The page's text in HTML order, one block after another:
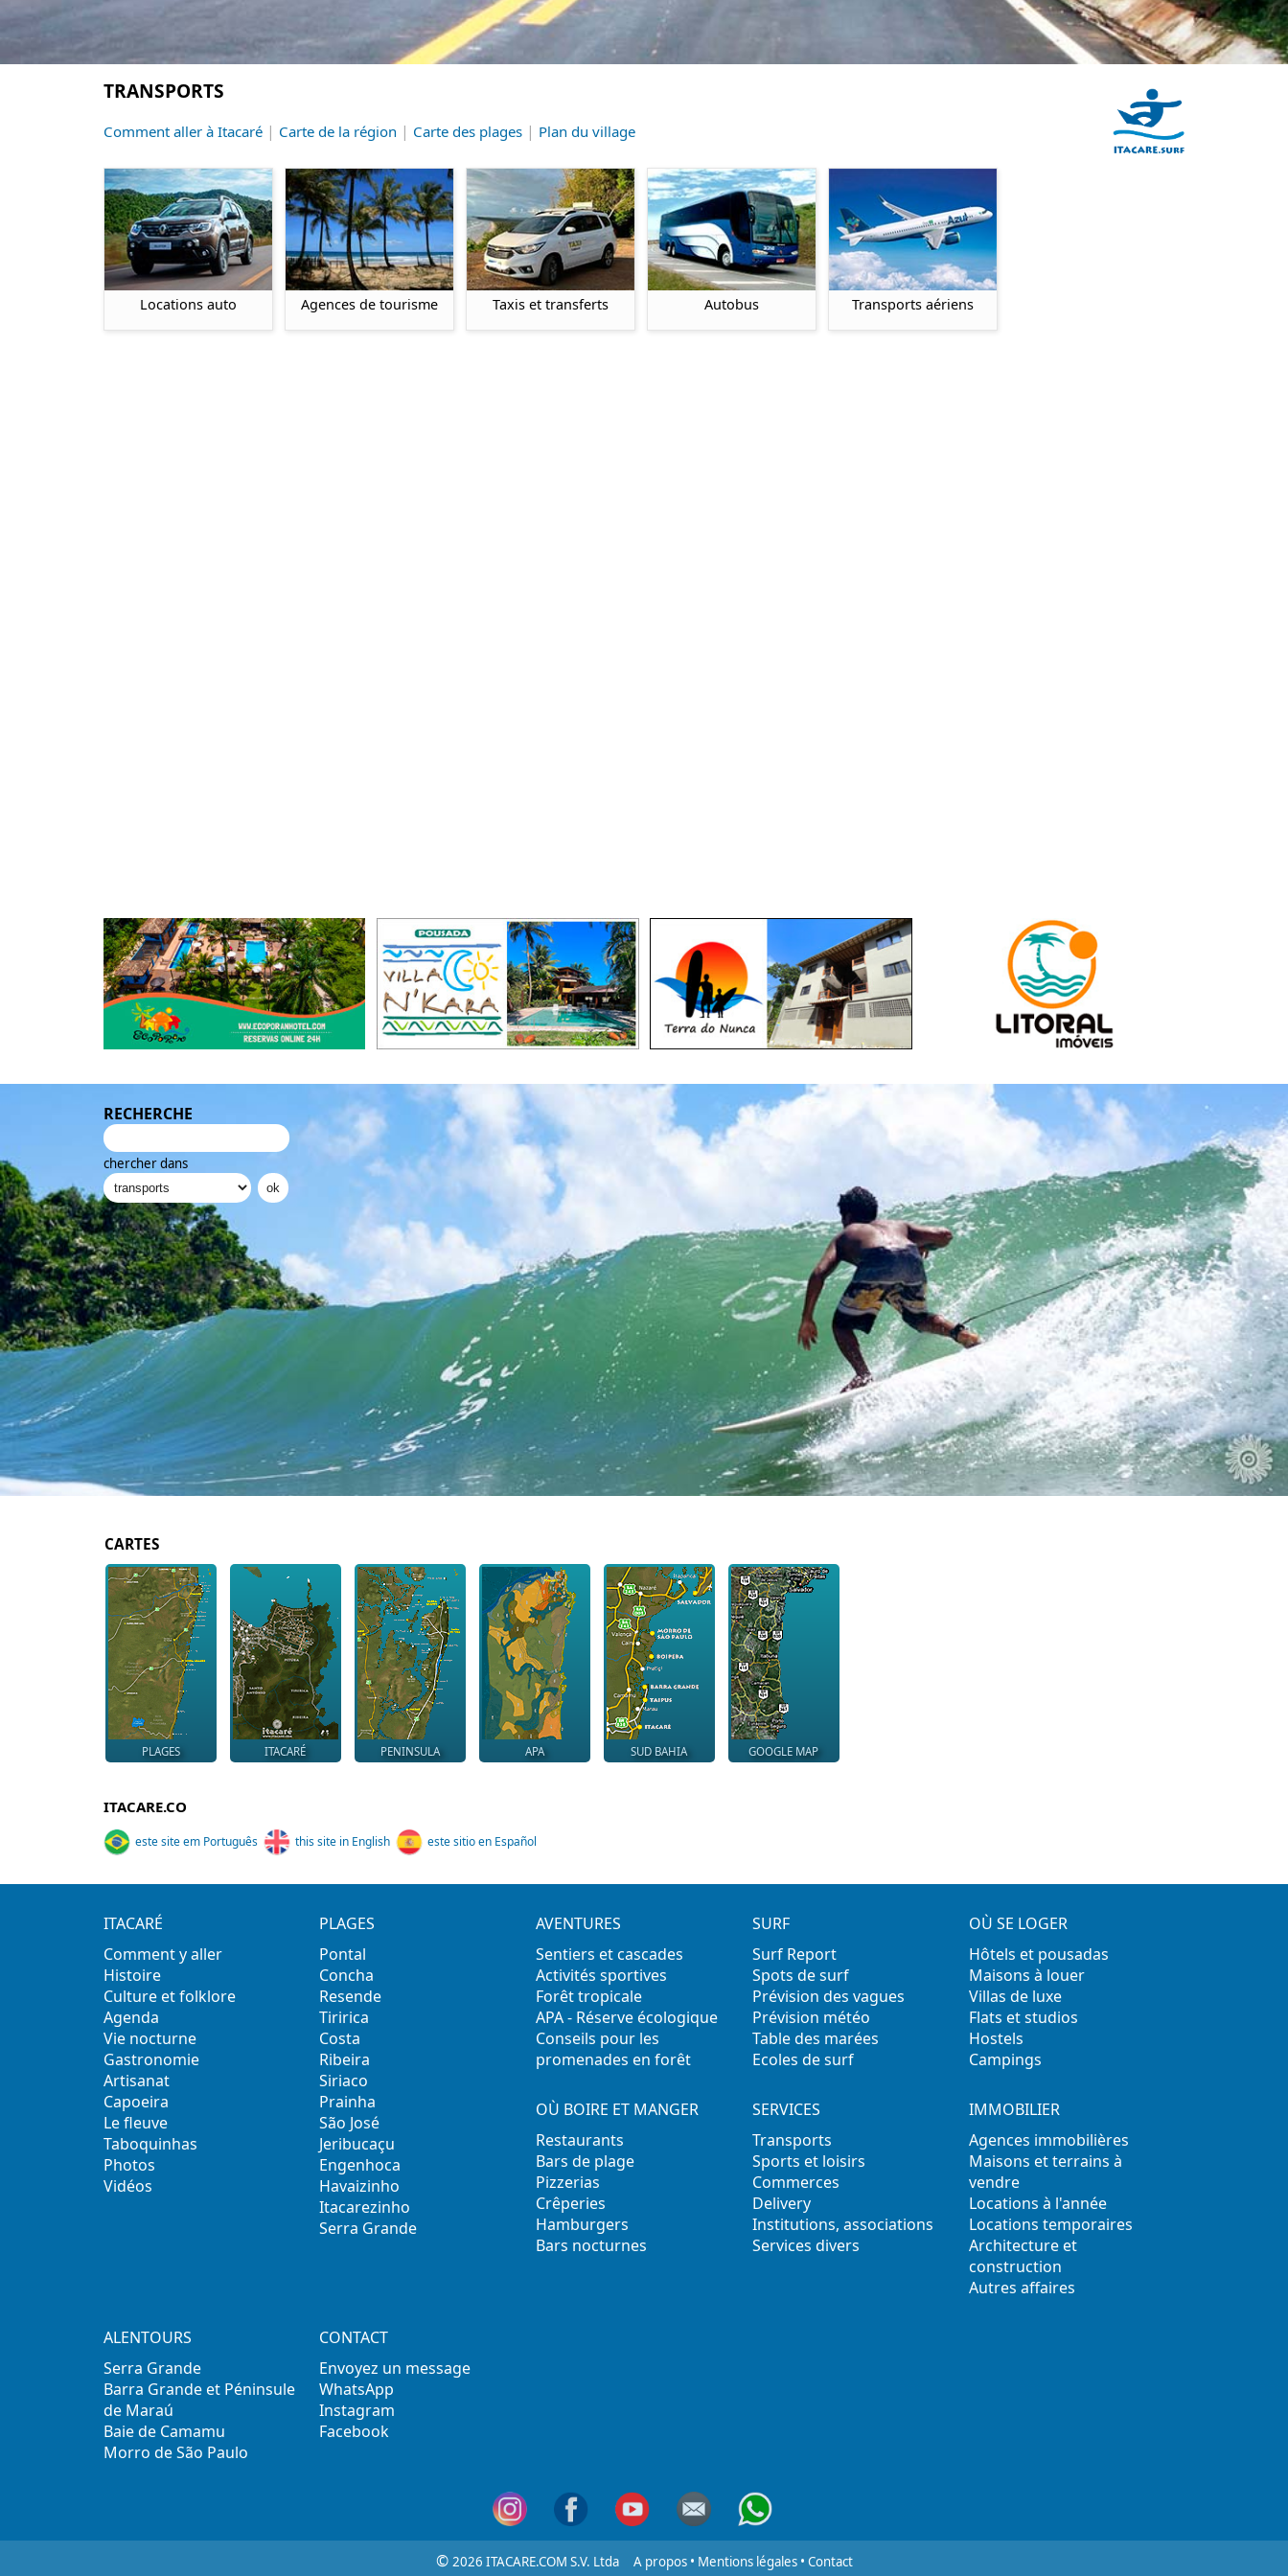
TRANSPORTS
Comment aller à Itacaré| Carte de la région | Carte des plages| Plan du village
Locations auto Agences de tourisme Taxis et transferts Autobus Transports aériens
RECHERCHE
chercher dans
CARTES
PLAGES ITACARÉ PENINSULA APA SUD BAHIA GOOGLE MAP
ITACARE.CO
este site em Português this site in English este sitio en Español
ITACARÉ
Comment y aller
Histoire
Culture et folklore
Agenda
Vie nocturne
Gastronomie
Artisanat
Capoeira
Le fleuve
Taboquinhas
Photos
Vidéos
PLAGES
Pontal
Concha
Resende
Tiririca
Costa
Ribeira
Siriaco
Prainha
São José
Jeribucaçu
Engenhoca
Havaizinho
Itacarezinho
Serra Grande
AVENTURES
Sentiers et cascades
Activités sportives
Forêt tropicale
APA - Réserve écologique
Conseils pour les
promenades en forêt
SURF
Surf Report
Spots de surf
Prévision des vagues
Prévision météo
Table des marées
Ecoles de surf
OÙ SE LOGER
Hôtels et pousadas
Maisons à louer
Villas de luxe
Flats et studios
Hostels
Campings
OÙ BOIRE ET MANGER
Restaurants
Bars de plage
Pizzerias
Crêperies
Hamburgers
Bars nocturnes
SERVICES
Transports
Sports et loisirs
Commerces
Delivery
Institutions, associations
Services divers
IMMOBILIER
Agences immobilières
Maisons et terrains à
vendre
Locations à l'année
Locations temporaires
Architecture et
construction
Autres affaires
ALENTOURS
Serra Grande
Barra Grande et Péninsule
de Maraú
Baie de Camamu
Morro de São Paulo
CONTACT
Envoyez un message
WhatsApp
Instagram
Facebook
© 2026 ITACARE.COM S.V. Ltda A propos• Mentions légales• Contact